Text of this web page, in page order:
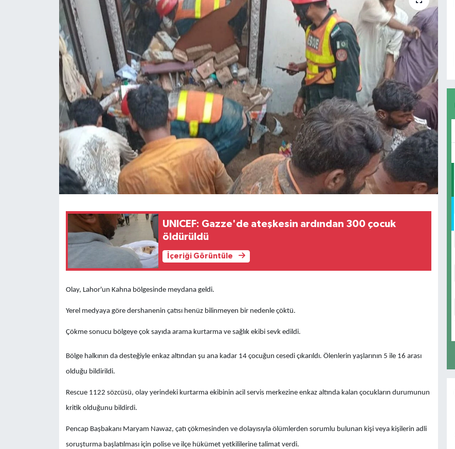
UNICEF: Gazze'de ateşkesin ardından 300 çocuk
öldürüldü
İçeriği Görüntüle
Olay, Lahor'un Kahna bölgesinde meydana geldi.
Yerel medyaya göre dershanenin çatısı henüz bilinmeyen bir nedenle çöktü.
Çökme sonucu bölgeye çok sayıda arama kurtarma ve sağlık ekibi sevk edildi.
Bölge halkının da desteğiyle enkaz altından şu ana kadar 14 çocuğun cesedi çıkarıldı. Ölenlerin yaşlarının 5 ile 16 arası
olduğu bildirildi.
Rescue 1122 sözcüsü, olay yerindeki kurtarma ekibinin acil servis merkezine enkaz altında kalan çocukların durumunun
kritik olduğunu bildirdi.
Pencap Başbakanı Maryam Nawaz, çatı çökmesinden ve dolayısıyla ölümlerden sorumlu bulunan kişi veya kişilerin adli
soruşturma başlatılması için polise ve ilçe hükümet yetkililerine talimat verdi.
Bi̇li̇m & Teknoloji̇